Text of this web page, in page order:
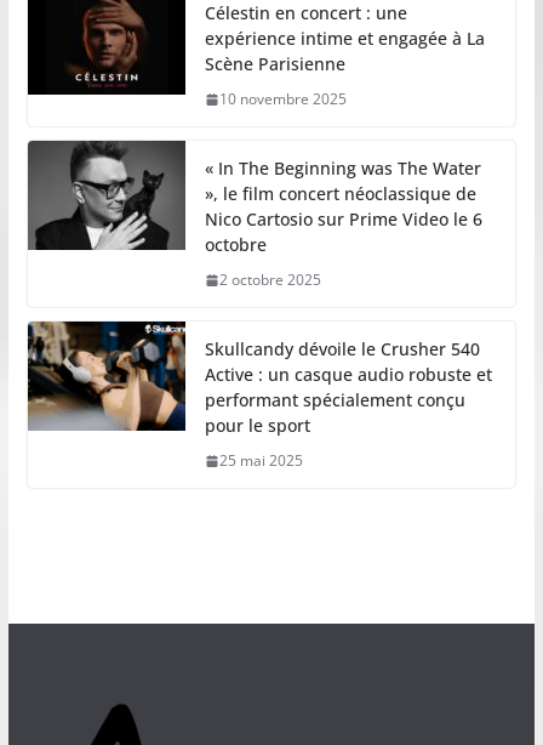
Célestin en concert : une
expérience intime et engagée à La
Scène Parisienne
10 novembre 2025
« In The Beginning was The Water
», le film concert néoclassique de
Nico Cartosio sur Prime Video le 6
octobre
2 octobre 2025
Skullcandy dévoile le Crusher 540
Active : un casque audio robuste et
performant spécialement conçu
pour le sport
25 mai 2025